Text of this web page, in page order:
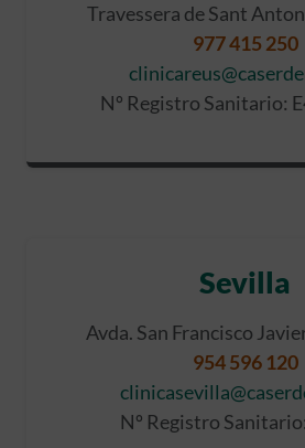
Travessera de Sant
977 415 250
Nº Registro Sanitario:
Sevilla
Avda. San Francisco
954 596 120
Nº Registro